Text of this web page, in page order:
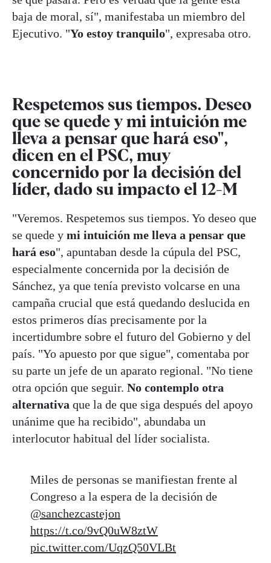
baja de moral, sí", manifestaba un miembro del
Ejecutivo. "Yo estoy tranquilo", expresaba otro.
Respetemos sus tiempos. Deseo
que se quede y mi intuición me
lleva a pensar que hará eso",
dicen en el PSC, muy
concernido por la decisión del
líder, dado su impacto el 12-M
"Veremos. Respetemos sus tiempos. Yo deseo que
se quede y mi intuición me lleva a pensar que
hará eso", apuntaban desde la cúpula del PSC,
especialmente concernida por la decisión de
Sánchez, ya que tenía previsto volcarse en una
campaña crucial que está quedando deslucida en
estos primeros días precisamente por la
incertidumbre sobre el futuro del Gobierno y del
país. "Yo apuesto por que sigue", comentaba por
su parte un jefe de un aparato regional. "No tiene
otra opción que seguir. No contemplo otra
alternativa que la de que siga después del apoyo
unánime que ha recibido", abundaba un
interlocutor habitual del líder socialista.
Miles de personas se manifiestan frente al
Congreso a la espera de la decisión de
@sanchezcastejon
https://t.co/9vQ0uW8ztW
pic.twitter.com/UqzQ50VLBt